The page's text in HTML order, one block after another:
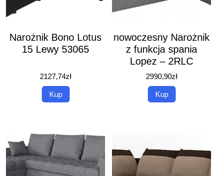
Narożnik Bono Lotus
15 Lewy 53065
2127,74zł
Kup
nowoczesny Narożnik
z funkcja spania
Lopez – 2RLC
2990,90zł
Kup